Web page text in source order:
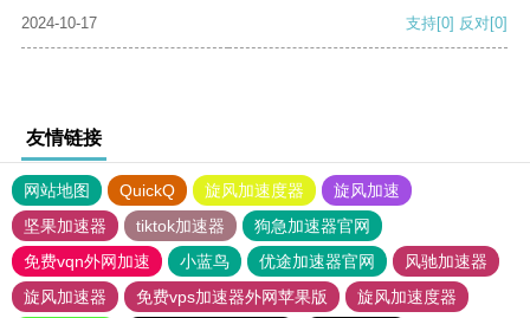
2024-10-17
支持[0] 反对[0]
友情链接
网站地图 QuickQ 旋风加速度器
旋风加速
坚果加速器
tiktok加速器
狗急加速器官网
免费vqn外网加速
小蓝鸟 优途加速器官网
风驰加速器
旋风加速器
免费vps加速器外网苹果版
旋风加速度器